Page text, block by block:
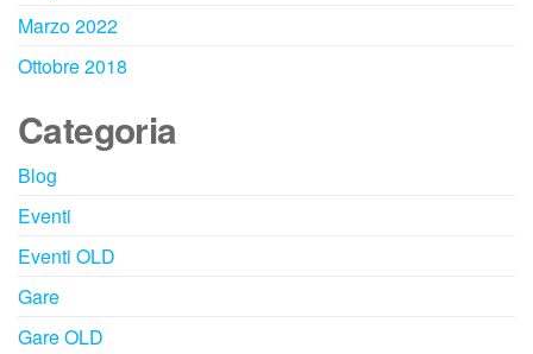
Marzo 2022
Ottobre 2018
Categoria
Blog
Eventi
Eventi OLD
Gare
Gare OLD